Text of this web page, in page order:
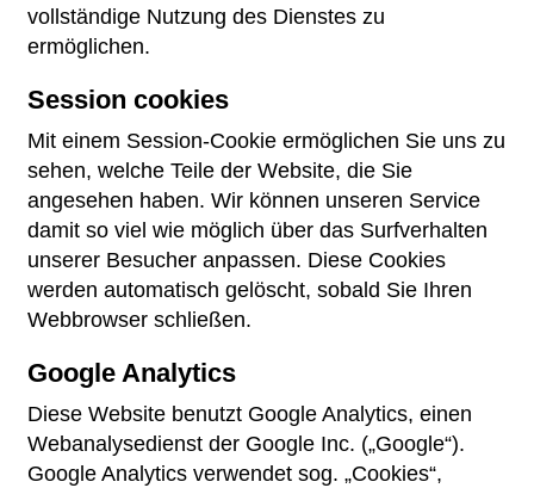
vollständige Nutzung des Dienstes zu
ermöglichen.
Session cookies
Mit einem Session-Cookie ermöglichen Sie uns zu
sehen, welche Teile der Website, die Sie
angesehen haben. Wir können unseren Service
damit so viel wie möglich über das Surfverhalten
unserer Besucher anpassen. Diese Cookies
werden automatisch gelöscht, sobald Sie Ihren
Webbrowser schließen.
Google Analytics
Diese Website benutzt Google Analytics, einen
Webanalysedienst der Google Inc. („Google“).
Google Analytics verwendet sog. „Cookies“,